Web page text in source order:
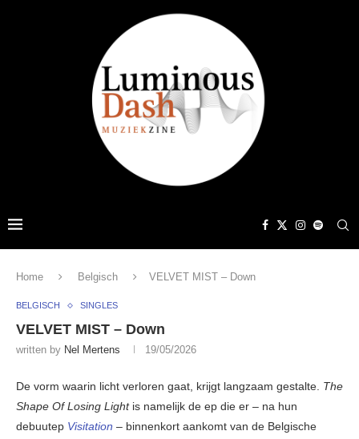
Home Belgisch VELVET MIST – Down
BELGISCH SINGLES
VELVET MIST – Down
written by Nel Mertens 19/05/2026
De vorm waarin licht verloren gaat, krijgt langzaam gestalte. The
Shape Of Losing Lightis namelijk de ep die er – na hun
debuutep Visitation – binnenkort aankomt van de Belgische